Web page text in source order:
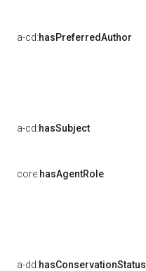
a-cd:hasPreferredAuthor
a-cd:hasSubject
core:hasAgentRole
a-dd:hasConservationStatus